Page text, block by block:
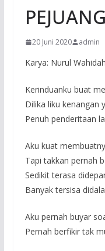
20 Juni 2020 admin
Karya: Nurul Wahidah
Kerinduanku buat
Dilika liku kenangan
Penuh penderitaan
Aku kuat
Tapi takkan pernah
Sedikit terasa
Banyak tersisa
Aku pernah buyar
Pernah berfikir tak